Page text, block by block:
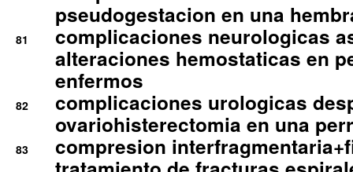
pseudogestacion en una
81
complicaciones neurologicas
alteraciones hemostaticas en
enfermos
82
complicaciones urologicas
ovariohisterectomia en una
83
compresion